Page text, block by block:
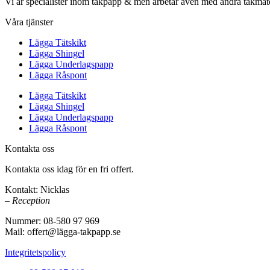
Våra tjänster
Lägga Tätskikt
Lägga Shingel
Lägga Underlagspapp
Lägga Råspont
Lägga Tätskikt
Lägga Shingel
Lägga Underlagspapp
Lägga Råspont
Kontakta oss
Kontakta oss idag för en fri offert.
Kontakt: Nicklas
– Reception
Nummer: 08-580 97 969
Mail: offert@lägga-takpapp.se
Integritetspolicy